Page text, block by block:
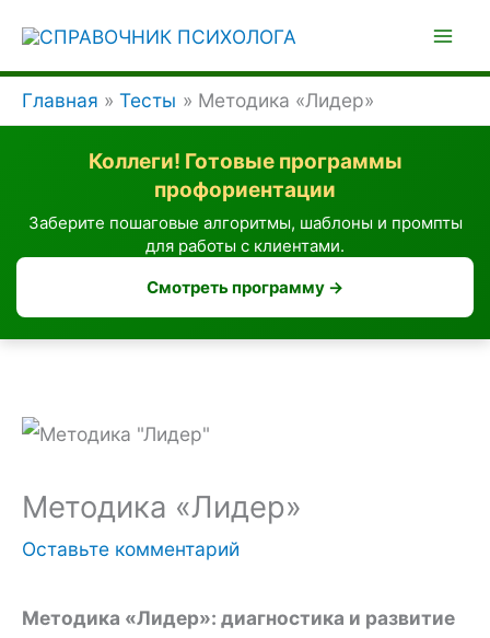
Главная Тесты Методика «Лидер»
Коллеги! Готовые программы
профориентации
Заберите пошаговые алгоритмы, шаблоны и промпты
для работы с клиентами.
Смотреть программу →
Методика «Лидер»
Оставьте комментарий
Методика «Лидер»: диагностика и развитие